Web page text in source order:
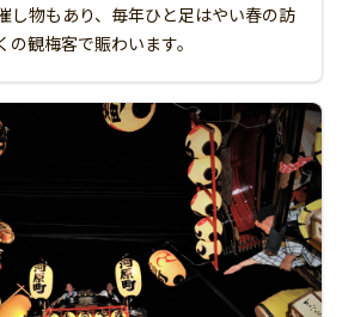
し物もあり、毎年ひと足はやい春の訪
観梅客で賑わいます。